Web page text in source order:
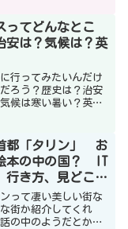
います。ごめんなさ
ってどんなとこ
安は？気候は？英
行ってみたいんだけ
ろう？歴史は？治安
候は寒い暑い？英語
や街道を彩っていま
人気の要因。お勧め
都「タリン」 お
本の中の国？ IT
き方、見どころ
って凄い美しい街な
街か紹介してくれ
の中のようだとか、